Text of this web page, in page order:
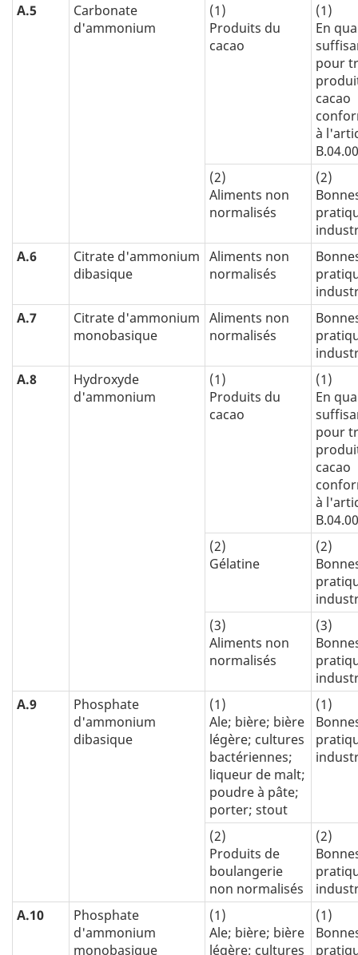
A.5
Carbonate
d'ammonium
(1)
Produits du
cacao
(1)
En
pour
cacao
à
(2)
Aliments non
normalisés
(2)
A.6
Citrate d'ammonium
dibasique
Aliments non
normalisés
A.7
Citrate d'ammonium
monobasique
Aliments non
normalisés
A.8
Hydroxyde
d'ammonium
(1)
Produits du
cacao
(1)
En
pour
cacao
à
(2)
Gélatine
(2)
(3)
Aliments non
normalisés
(3)
A.9
Phosphate
d'ammonium
dibasique
(1)
Ale; bière; bière
légère; cultures
bactériennes;
liqueur de malt;
poudre à pâte;
porter; stout
(1)
(2)
Produits de
boulangerie
non normalisés
(2)
A.10
Phosphate
d'ammonium
monobasique
(1)
Ale; bière; bière
légère; cultures
(1)